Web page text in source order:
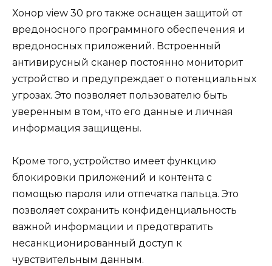
Хонор view 30 pro также оснащен защитой от
вредоносного программного обеспечения и
вредоносных приложений. Встроенный
антивирусный сканер постоянно мониторит
устройство и предупреждает о потенциальных
угрозах. Это позволяет пользователю быть
уверенным в том, что его данные и личная
информация защищены.
Кроме того, устройство имеет функцию
блокировки приложений и контента с
помощью пароля или отпечатка пальца. Это
позволяет сохранить конфиденциальность
важной информации и предотвратить
несанкционированный доступ к
чувствительным данным.